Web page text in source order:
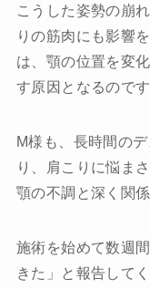
こうした姿勢の崩
りの筋肉にも影響
は、顎の位置を変
す原因となるのです
M様も、長時間の
り、肩こりに悩ま
顎の不調と深く関
施術を始めて数週
きた」と報告して